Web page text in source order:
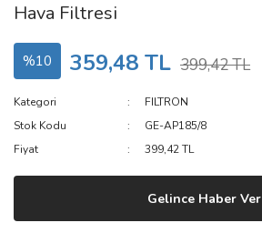
Hava Filtresi
%10 359,48 TL 399,42 TL
Kategori
FILTRON
Stok Kodu
GE-AP185/8
Fiyat
399,42 TL
Gelince Haber Ver